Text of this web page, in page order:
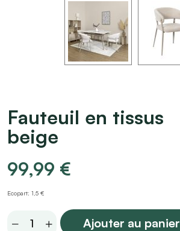
Fauteuil en tissus
beige
99,99 €
Ecopart: 1,5 €
Fauteuil
Ajouter au panier